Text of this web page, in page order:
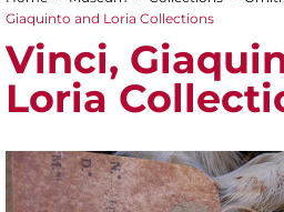
You are here
Giaquinto and Loria Collections
Vinci,
Loria